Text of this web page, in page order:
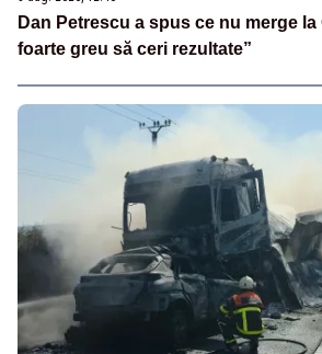
Dan Petrescu a spus ce nu merge la
foarte greu să ceri rezultate”